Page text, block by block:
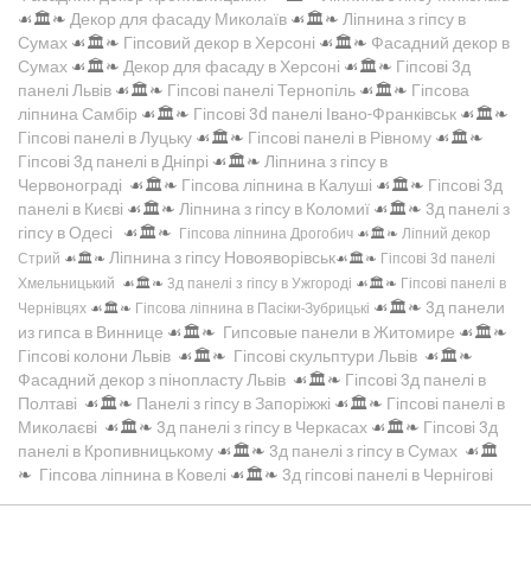
☙🏛️❧ Декор для фасаду Миколаїв ☙🏛️❧ Ліпнина з гіпсу в
Сумах ☙🏛️❧ Гіпсовий декор в Херсоні ☙🏛️❧ Фасадний декор в
Сумах ☙🏛️❧ Декор для фасаду в Херсоні ☙🏛️❧ Гіпсові 3д
панелі Львів ☙🏛️❧ Гіпсові панелі Тернопіль ☙🏛️❧ Гіпсова
ліпнина Самбір ☙🏛️❧ Гіпсові 3d панелі Івано-Франківськ ☙🏛️❧
Гіпсові панелі в Луцьку ☙🏛️❧ Гіпсові панелі в Рівному ☙🏛️❧
Гіпсові 3д панелі в Дніпрі ☙🏛️❧ Ліпнина з гіпсу в
Червонограді ☙🏛️❧ Гіпсова ліпнина в Калуші ☙🏛️❧ Гіпсові 3д
панелі в Києві ☙🏛️❧ Ліпнина з гіпсу в Коломиї ☙🏛️❧ 3д панелі з
гіпсу в Одесі ☙🏛️❧ Гіпсова ліпнина Дрогобич ☙🏛️❧ Ліпний декор
Стрий ☙🏛️❧ Ліпнина з гіпсу Новояворівськ☙🏛️❧ Гіпсові 3d панелі
Хмельницький ☙🏛️❧ 3д панелі з гіпсу в Ужгороді ☙🏛️❧ Гіпсові панелі в
Чернівцях ☙🏛️❧ Гіпсова ліпнина в Пасіки-Зубрицькі ☙🏛️❧ 3д панели
из гипса в Виннице ☙🏛️❧ Гипсовые панели в Житомире ☙🏛️❧
Гіпсові колони Львів ☙🏛️❧ Гіпсові скульптури Львів ☙🏛️❧
Фасадний декор з пінопласту Львів ☙🏛️❧ Гіпсові 3д панелі в
Полтаві ☙🏛️❧ Панелі з гіпсу в Запоріжжі ☙🏛️❧ Гіпсові панелі в
Миколаєві ☙🏛️❧ 3д панелі з гіпсу в Черкасах ☙🏛️❧ Гіпсові 3д
панелі в Кропивницькому ☙🏛️❧ 3д панелі з гіпсу в Сумах ☙🏛️
❧ Гіпсова ліпнина в Ковелі ☙🏛️❧ 3д гіпсові панелі в Чернігові